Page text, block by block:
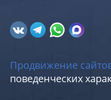
Продвижение
поведенческих